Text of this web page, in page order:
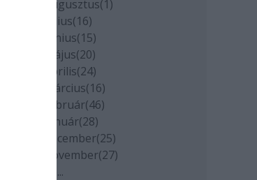
2020 augusztus(1)
2020 július(16)
2020 június(15)
2020 május(20)
2020 április(24)
2020 március(16)
2020 február(46)
2020 január(28)
2019 december(25)
2019 november(27)
...